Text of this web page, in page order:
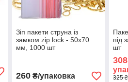
Зіп пакети струна із
замком zip lock - 50x70
мм, 1000 шт
260₴/упаковка
під
шт
325